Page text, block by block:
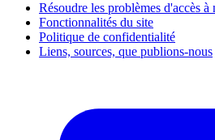
Résoudre les problèmes d'accès à
Fonctionnalités du site
Politique de confidentialité
Liens, sources, que publions-nous